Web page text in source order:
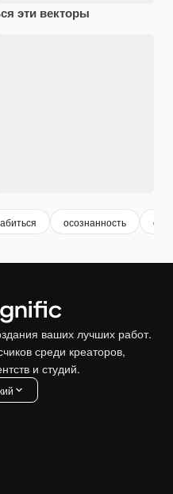
эти векторы
осознанность
ваших лучших работ.
среди креаторов,
и студий.